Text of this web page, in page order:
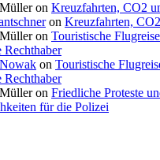
on Kreuzfahrten, CO2
on Kreuzfahrten,
on Touristische
Rechthaber
on Touristische
Rechthaber
on Friedliche Proteste
für die Polizei